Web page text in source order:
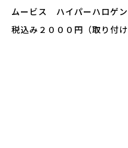
ムービス ハイパーハロゲ
税込み２０００円（取り付